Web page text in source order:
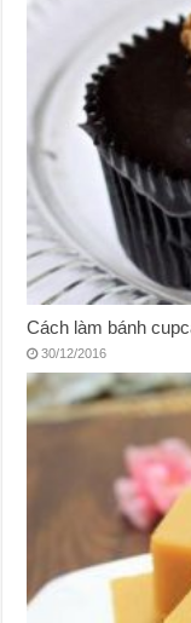
Cách làm bánh
30/12/2016